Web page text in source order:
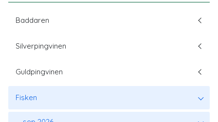
Baddaren
Silverpingvinen
Guldpingvinen
Fisken